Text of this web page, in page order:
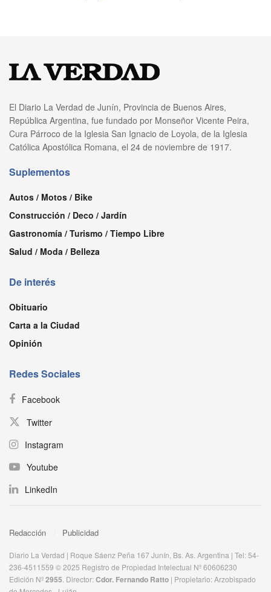
El Diario La Verdad de Junín, Provincia de Buenos Aires,
República Argentina, fue fundado por Monseñor Vicente Peira,
Cura Párroco de la Iglesia San Ignacio de Loyola, de la Iglesia
Católica Apostólica Romana, el 24 de noviembre de 1917.
Suplementos
Autos / Motos / Bike
Construcción / Deco / Jardín
Gastronomía / Turismo / Tiempo Libre
Salud / Moda / Belleza
De interés
Obituario
Carta a la Ciudad
Opinión
Redes Sociales
Facebook
Twitter
Instagram
Youtube
LinkedIn
Redacción Publicidad
Diario La Verdad | Roque Sáenz Peña 167 Junín, Bs. As. Argentina | Tel: 54-
236-4511559 © 2025 Registro de Propiedad Intelectual Nº 60606230
Edición Nº2955 . Director:​Cdor. Fernando Ratto | Propietario:​ Arzobispado